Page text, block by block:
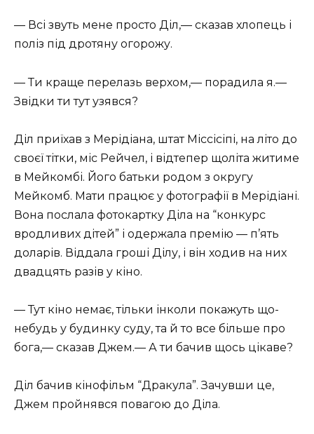
— Всі звуть мене просто Діл,— сказав хлопець і
поліз під дротяну огорожу.
— Ти краще перелазь верхом,— порадила я.—
Звідки ти тут узявся?
Діл приїхав з Мерідіана, штат Міссісіпі, на літо до
своєї тітки, міс Рейчел, і відтепер щоліта житиме
в Мейкомбі. Його батьки родом з округу
Мейкомб. Мати працює у фотографії в Мерідіані.
Вона послала фотокартку Діла на “конкурс
вродливих дітей” і одержала премію — п’ять
доларів. Віддала гроші Ділу, і він ходив на них
двадцять разів у кіно.
— Тут кіно немає, тільки інколи покажуть що-
небудь у будинку суду, та й то все більше про
бога,— сказав Джем.— А ти бачив щось цікаве?
Діл бачив кінофільм “Дракула”. Зачувши це,
Джем пройнявся повагою до Діла.